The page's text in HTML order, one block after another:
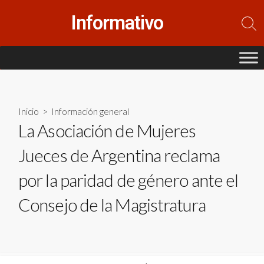
Informativo
Inicio > Información general
La Asociación de Mujeres
Jueces de Argentina reclama
por la paridad de género ante el
Consejo de la Magistratura